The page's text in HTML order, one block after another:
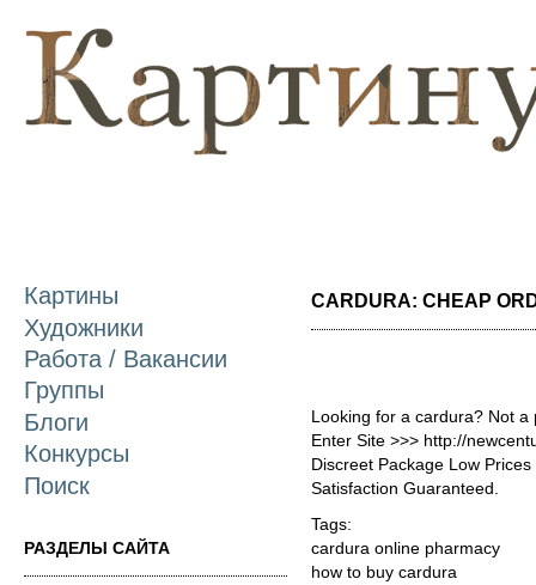
Картины
Художники
Работа / Вакансии
Группы
Блоги
Конкурсы
Поиск
РАЗДЕЛЫ САЙТА
CARDURA: CHEAP
Looking for a cardura? Not a
Enter Site >>> http://
Discreet Package Low
Satisfaction Guaranteed.
Tags:
cardura online pharmacy
how to buy cardura